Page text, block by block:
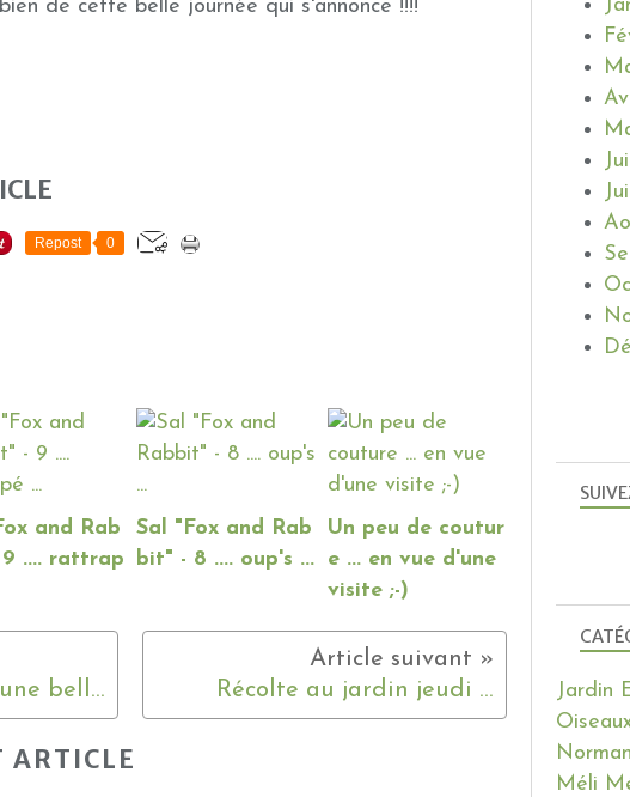
de cette belle journée qui s'annonce !!!!
Repost 0
and Rab
.... rattrap
Sal "Fox and Rab
bit" - 8 .... oup's ...
Un peu de coutur
e ... en vue d'une
visite ;-)
Dimanche dernier ... une belle journée ! Récolte au jardin jeudi ...
ARTICLE
Jardin
Méli